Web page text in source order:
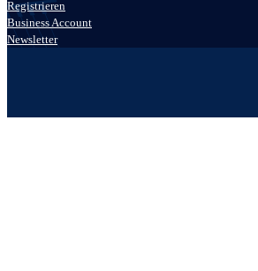
Registrieren
Business Account
Newsletter